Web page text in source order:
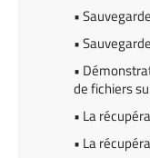
•
•
•
de fichiers
• La
• La